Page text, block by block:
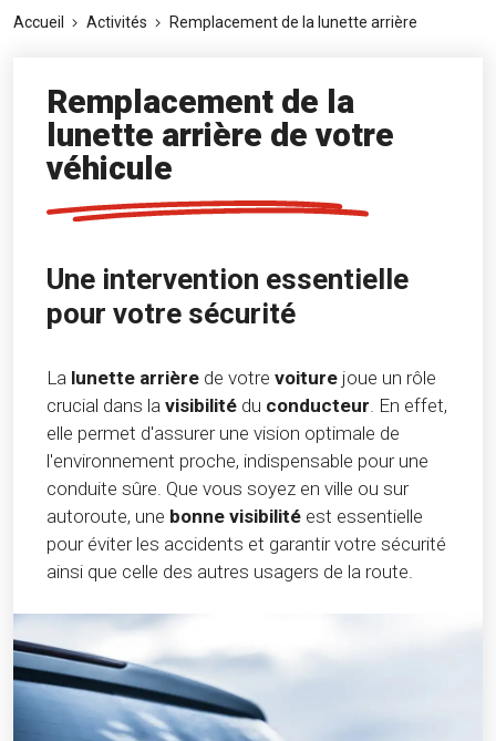
Accueil Activités Remplacement de la lunette arrière
Remplacement de la
lunette arrière de votre
véhicule
Une intervention essentielle
pour votre sécurité
La lunette arrière de votre voiture joue un rôle
crucial dans la visibilité du conducteur. En effet,
elle permet d'assurer une vision optimale de
l'environnement proche, indispensable pour une
conduite sûre. Que vous soyez en ville ou sur
autoroute, une bonne visibilité est essentielle
pour éviter les accidents et garantir votre sécurité
ainsi que celle des autres usagers de la route.